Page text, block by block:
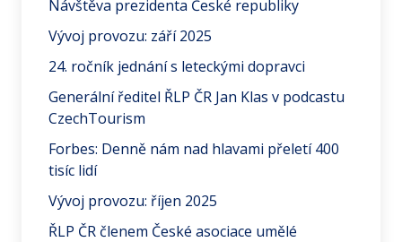
Návštěva prezidenta České republiky
Vývoj provozu: září 2025
24. ročník jednání s leteckými dopravci
Generální ředitel ŘLP ČR Jan Klas v podcastu
CzechTourism
Forbes: Denně nám nad hlavami přeletí 400
tisíc lidí
Vývoj provozu: říjen 2025
ŘLP ČR členem České asociace umělé